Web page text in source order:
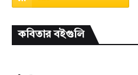
কবিতার বইগুলি